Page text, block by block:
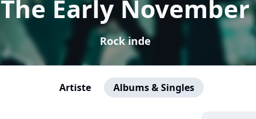
The Early November
Rock inde
Artiste Albums & Singles